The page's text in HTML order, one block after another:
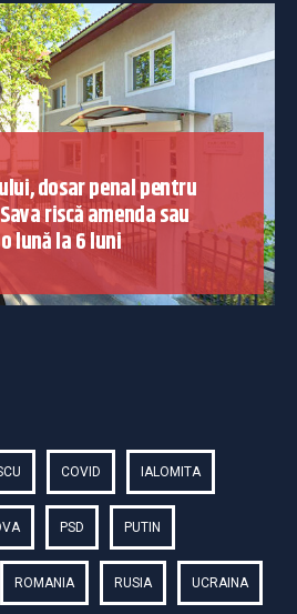
dosar penal pentru
riscă amenda sau
lună la 6 luni
COVID IALOMITA
PSD PUTIN
ROMANIA RUSIA UCRAINA